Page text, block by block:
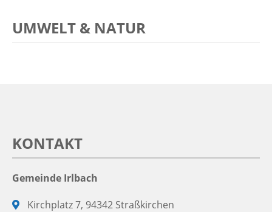
UMWELT & NATUR
KONTAKT
Gemeinde Irlbach
Adresse:
Kirchplatz 7, 94342 Straßkirchen